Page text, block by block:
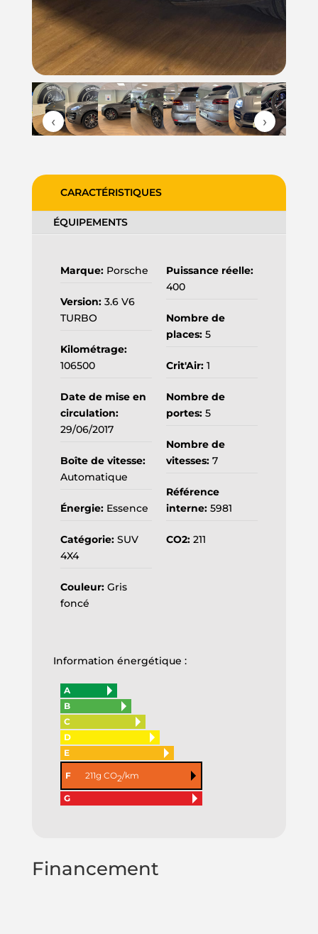
‹ ›
CARACTÉRISTIQUES
ÉQUIPEMENTS
Marque:Porsche
Version:3.6 V6
TURBO
Kilométrage:
106500
Date de mise en
circulation:
29/06/2017
Boîte de vitesse:
Automatique
Énergie:Essence
Catégorie:SUV
4X4
Couleur:Gris
foncé
Puissance réelle:
400
Nombre de
places: 5
Crit'Air: 1
Nombre de
portes: 5
Nombre de
vitesses: 7
Référence
interne: 5981
CO2: 211
Information énergétique :
A
B
C
D
E
F 211g CO2/km
G
Financement